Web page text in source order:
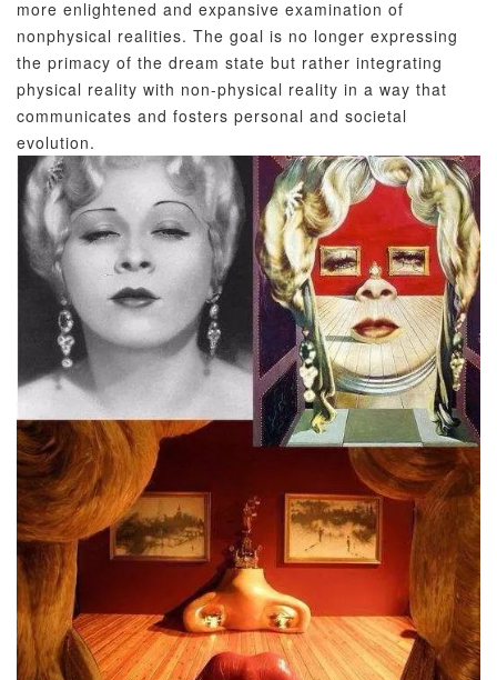
more enlightened and expansive examination of
nonphysical realities. The goal is no longer expressing
the primacy of the dream state but rather integrating
physical reality with non-physical reality in a way that
communicates and fosters personal and societal
evolution.